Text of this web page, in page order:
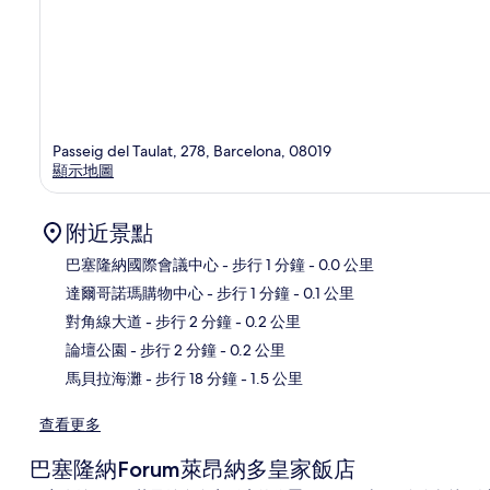
Passeig del Taulat, 278, Barcelona, 08019
顯示地圖
附近景點
巴塞隆納國際會議中心- 步行 1 分鐘- 0.0 公里
達爾哥諾瑪購物中心- 步行 1 分鐘- 0.1 公里
對角線大道 - 步行 2 分鐘- 0.2 公里
論壇公園 - 步行 2 分鐘- 0.2 公里
馬貝拉海灘- 步行 18 分鐘- 1.5 公里
查看更多
巴塞隆納Forum萊昂納多皇家飯店